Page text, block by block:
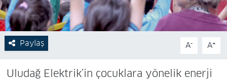
Paylaş A- A+
Uludağ Elektrik’in çocuklara yönelik enerji